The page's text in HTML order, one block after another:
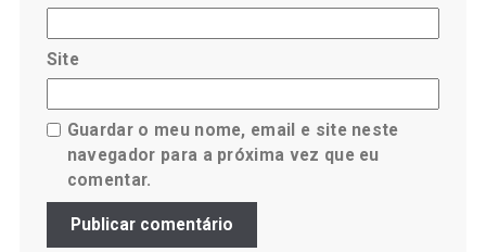
Site
Guardar o meu nome, email e site neste
navegador para a próxima vez que eu
comentar.